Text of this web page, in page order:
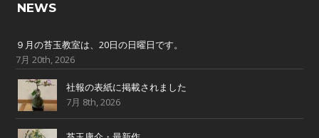
NEWS
９月の苔玉教室は、20日の日曜日です。
7月 20th, 2026
社報の表紙に掲載されました
7月 8th, 2026